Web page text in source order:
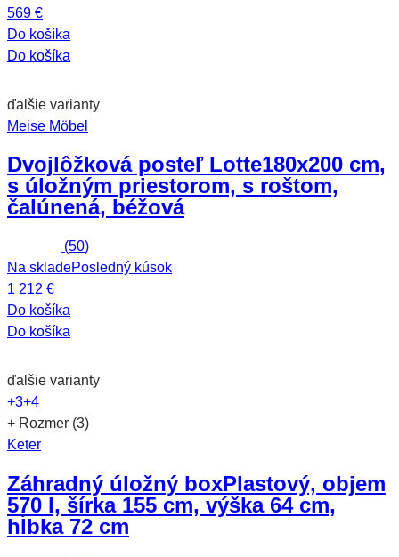
569 €
Do košíka
Do košíka
ďalšie varianty
Meise Möbel
Dvojlôžková posteľ Lotte180x200 cm,
s úložným priestorom, s roštom,
čalúnená, béžová
(50)
Na skladePosledný kúsok
1 212 €
Do košíka
Do košíka
ďalšie varianty
+3+4
+ Rozmer (3)
Keter
Záhradný úložný boxPlastový, objem
570 l, šírka 155 cm, výška 64 cm,
hĺbka 72 cm